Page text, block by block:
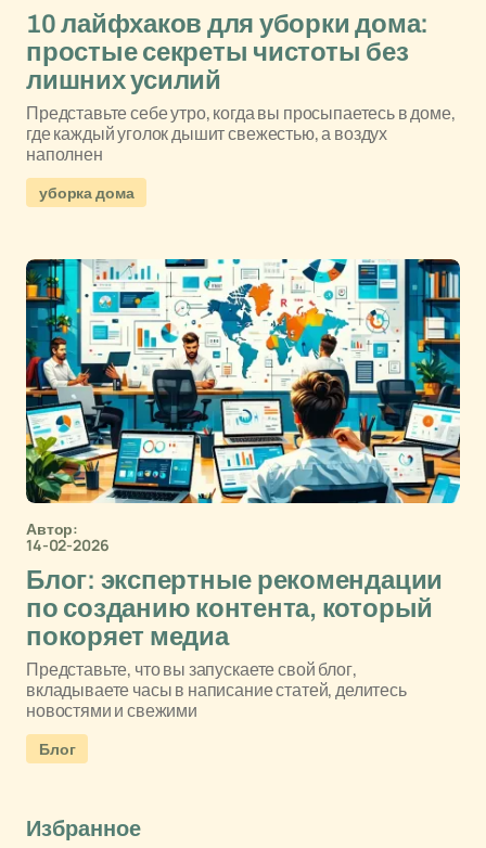
10 лайфхаков для уборки дома:
простые секреты чистоты без
лишних усилий
Представьте себе утро, когда вы просыпаетесь в доме,
где каждый уголок дышит свежестью, а воздух
наполнен
уборка дома
Автор:
14-02-2026
Блог: экспертные рекомендации
по созданию контента, который
покоряет медиа
Представьте, что вы запускаете свой блог,
вкладываете часы в написание статей, делитесь
новостями и свежими
Блог
Избранное